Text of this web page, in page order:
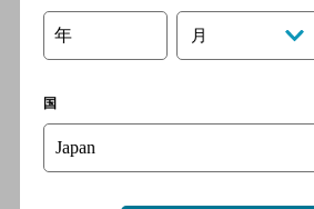
徒歩5分
[創作和食
市電天文
年 月
国